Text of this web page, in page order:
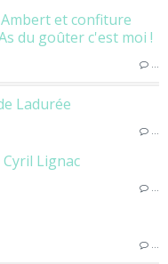
et confiture
du goûter c'est moi !
Ladurée
Lignac